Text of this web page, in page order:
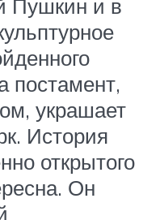
Пушкин и в
постамент,
украшает
История
открытого
Он